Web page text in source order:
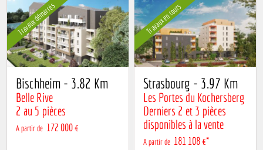
Travaux démarrés
Bischheim - 3.82 Km
Belle Rive
2 au 5 pièces
A partir de 172 000 €
Travaux en cours
Strasbourg - 3.97 Km
Les Portes du Kochersberg
Derniers 2 et 3 pièces
disponibles à la vente
A partir de 181 108 €*